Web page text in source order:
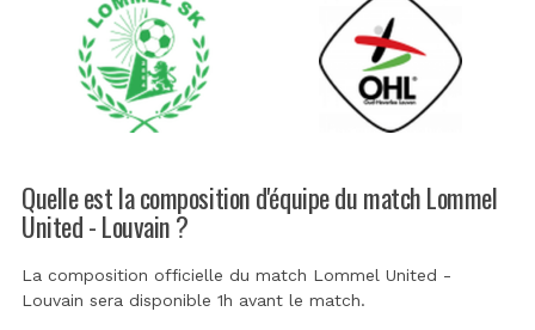
Quelle est la composition d'équipe du match Lommel
United - Louvain ?
La composition officielle du match Lommel United -
Louvain sera disponible 1h avant le match.